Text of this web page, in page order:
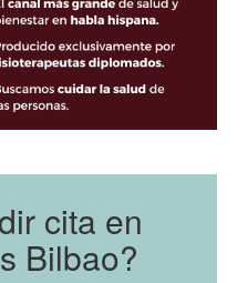
cita en
Bilbao?